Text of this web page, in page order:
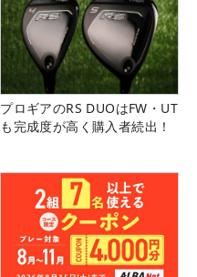
プロギアのRS DUOはFW・UT
も完成度が高く購入者続出！